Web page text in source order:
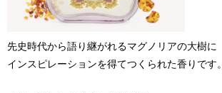
先史時代から語り継がれるマグノリアの大樹に
インスピレーションを得てつくられた香りです。